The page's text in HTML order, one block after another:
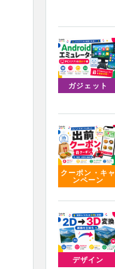
ガジェット
クーポン・キャ
ンペーン
デザイン